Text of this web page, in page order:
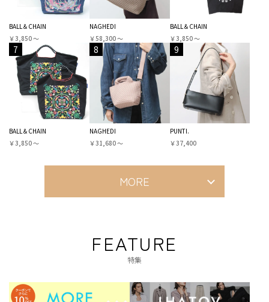
BALL＆CHAIN
￥3,850 〜
NAGHEDI
￥58,300 〜
BALL＆CHAIN
￥3,850 〜
7
BALL＆CHAIN
￥3,850 〜
8
NAGHEDI
￥31,680 〜
9
PUNTI.
￥37,400
MORE
FEATURE
特集